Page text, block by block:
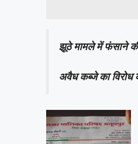
झूठे मामले में फंसाने की
अवैध कब्जे का विरोध